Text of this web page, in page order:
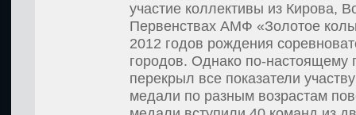
участие коллективы из Кирова,
Первенствах АМФ «Золотое
2012 годов рождения
городов. Однако по-настоящему
перекрыл все показатели
медали по разным возрастам